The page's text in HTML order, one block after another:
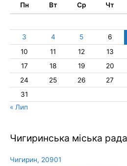
Пн Вт Ср Чт
3
4 5 6
10
11 12 13
17
18 19 20
24
25 26 27
31
« Лип
Чигиринська міська рада
Чигирин, 20901